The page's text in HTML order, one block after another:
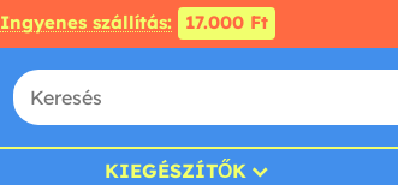
Ingyenes szállítás: 17.000 Ft
KIEGÉSZÍTŐK